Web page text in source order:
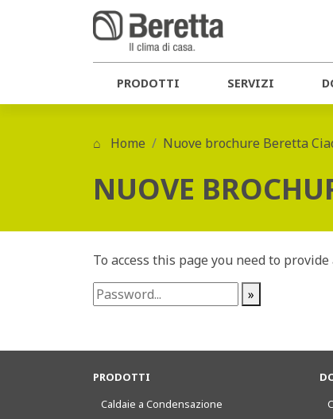
PRODOTTI SERVIZI
Home Nuove brochure Beretta
NUOVE
To access this page you need to
»
PRODOTTI
Caldaie a Condensazione